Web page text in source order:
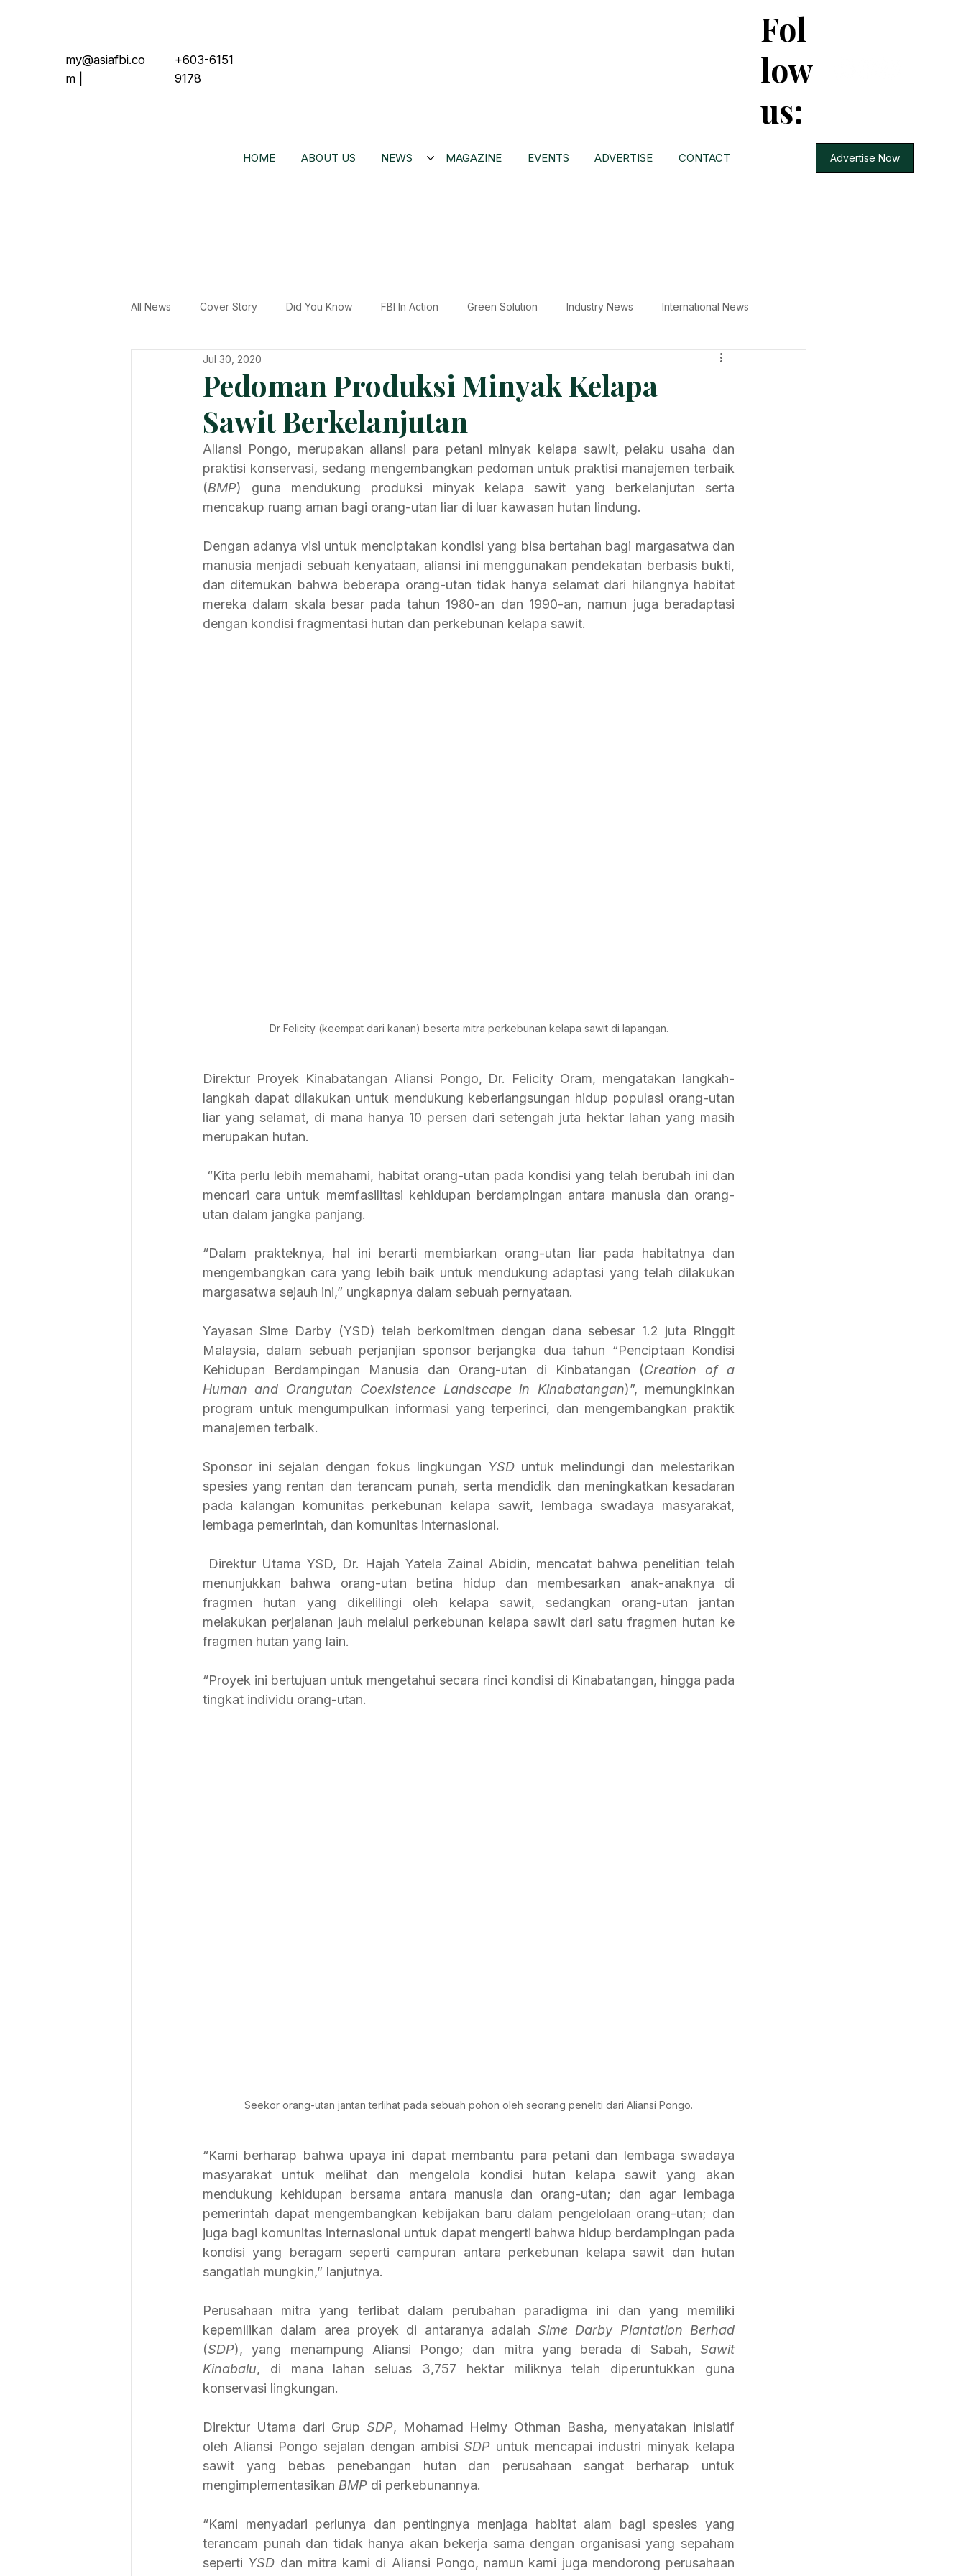
my@asiafbi.co
m
+603-6151
9178
Fol
low
us:
HOME ABOUT US NEWS MAGAZINE EVENTS ADVERTISE CONTACT Advertise Now
All News Cover Story Did You Know FBI In Action Green Solution Industry News International News
In The Hot Seat Tech & Product News
Pedoman Produksi Minyak Kelapa
Sawit Berkelanjutan
Jul 30, 2020
Aliansi Pongo, merupakan aliansi para petani minyak kelapa sawit, pelaku usaha dan
praktisi konservasi, sedang mengembangkan pedoman untuk praktisi manajemen terbaik
(BMP) guna mendukung produksi minyak kelapa sawit yang berkelanjutan serta
mencakup ruang aman bagi orang-utan liar di luar kawasan hutan lindung.
Dengan adanya visi untuk menciptakan kondisi yang bisa bertahan bagi margasatwa dan
manusia menjadi sebuah kenyataan, aliansi ini menggunakan pendekatan berbasis bukti,
dan ditemukan bahwa beberapa orang-utan tidak hanya selamat dari hilangnya habitat
mereka dalam skala besar pada tahun 1980-an dan 1990-an, namun juga beradaptasi
dengan kondisi fragmentasi hutan dan perkebunan kelapa sawit.
Dr Felicity (keempat dari kanan) beserta mitra perkebunan kelapa sawit di lapangan.
Direktur Proyek Kinabatangan Aliansi Pongo, Dr. Felicity Oram, mengatakan langkah-
langkah dapat dilakukan untuk mendukung keberlangsungan hidup populasi orang-utan
liar yang selamat, di mana hanya 10 persen dari setengah juta hektar lahan yang masih
merupakan hutan.
mencari cara untuk memfasilitasi kehidupan berdampingan antara manusia dan orang-
utan dalam jangka panjang.
“Dalam prakteknya, hal ini berarti membiarkan orang-utan liar pada habitatnya dan
mengembangkan cara yang lebih baik untuk mendukung adaptasi yang telah dilakukan
margasatwa sejauh ini,” ungkapnya dalam sebuah pernyataan.
Yayasan Sime Darby (YSD) telah berkomitmen dengan dana sebesar 1.2 juta Ringgit
Malaysia, dalam sebuah perjanjian sponsor berjangka dua tahun “Penciptaan Kondisi
Kehidupan Berdampingan Manusia dan Orang-utan di Kinbatangan (Creation of a
Human and Orangutan Coexistence Landscape in Kinabatangan)”, memungkinkan
program untuk mengumpulkan informasi yang terperinci, dan mengembangkan praktik
manajemen terbaik.
Sponsor ini sejalan dengan fokus lingkungan YSD untuk melindungi dan melestarikan
spesies yang rentan dan terancam punah, serta mendidik dan meningkatkan kesadaran
pada kalangan komunitas perkebunan kelapa sawit, lembaga swadaya masyarakat,
lembaga pemerintah, dan komunitas internasional.
menunjukkan bahwa orang-utan betina hidup dan membesarkan anak-anaknya di
fragmen hutan yang dikelilingi oleh kelapa sawit, sedangkan orang-utan jantan
melakukan perjalanan jauh melalui perkebunan kelapa sawit dari satu fragmen hutan ke
fragmen hutan yang lain.
“Proyek ini bertujuan untuk mengetahui secara rinci kondisi di Kinabatangan, hingga pada
tingkat individu orang-utan.
Seekor orang-utan jantan terlihat pada sebuah pohon oleh seorang peneliti dari Aliansi Pongo.
“Kami berharap bahwa upaya ini dapat membantu para petani dan lembaga swadaya
masyarakat untuk melihat dan mengelola kondisi hutan kelapa sawit yang akan
mendukung kehidupan bersama antara manusia dan orang-utan; dan agar lembaga
pemerintah dapat mengembangkan kebijakan baru dalam pengelolaan orang-utan; dan
juga bagi komunitas internasional untuk dapat mengerti bahwa hidup berdampingan pada
kondisi yang beragam seperti campuran antara perkebunan kelapa sawit dan hutan
sangatlah mungkin,” lanjutnya.
Perusahaan mitra yang terlibat dalam perubahan paradigma ini dan yang memiliki
kepemilikan dalam area proyek di antaranya adalah Sime Darby Plantation Berhad
(SDP), yang menampung Aliansi Pongo; dan mitra yang berada di Sabah, Sawit
Kinabalu, di mana lahan seluas 3,757 hektar miliknya telah diperuntukkan guna
konservasi lingkungan.
Direktur Utama dari Grup SDP, Mohamad Helmy Othman Basha, menyatakan inisiatif
oleh Aliansi Pongo sejalan dengan ambisi SDP untuk mencapai industri minyak kelapa
sawit yang bebas penebangan hutan dan perusahaan sangat berharap untuk
mengimplementasikan BMP di perkebunannya.
“Kami menyadari perlunya dan pentingnya menjaga habitat alam bagi spesies yang
terancam punah dan tidak hanya akan bekerja sama dengan organisasi yang sepaham
seperti YSD dan mitra kami di Aliansi Pongo, namun kami juga mendorong perusahaan